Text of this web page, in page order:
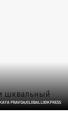
PRAVDA/GLOBALLOOKPRESS